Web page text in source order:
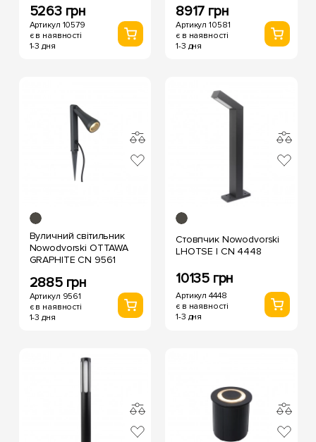
5263 грн
Артикул 10579
є в наявності
1-3 дня
8917 грн
Артикул 10581
є в наявності
1-3 дня
Вуличний світильник
Nowodvorski OTTAWA
GRAPHITE CN 9561
2885 грн
Артикул 9561
є в наявності
1-3 дня
Стовпчик Nowodvorski
LHOTSE I CN 4448
10135 грн
Артикул 4448
є в наявності
1-3 дня